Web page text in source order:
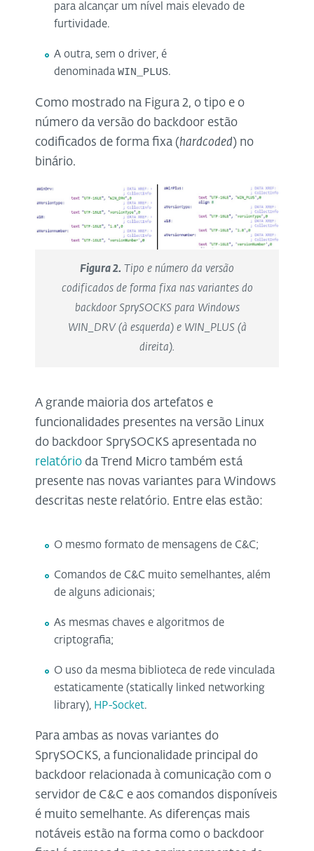
para alcançar um nível mais elevado de
furtividade.
A outra, sem o driver, é
denominadaWIN_PLUS.
Como mostrado na Figura 2, o tipo e o
número da versão do backdoor estão
codificados de forma fixa (hardcoded) no
binário.
Figura 2. Tipo e número da versão
codificados de forma fixa nas variantes do
backdoor SprySOCKS para Windows
WIN_DRV (à esquerda) e WIN_PLUS (à
direita).
A grande maioria dos artefatos e
funcionalidades presentes na versão Linux
do backdoor SprySOCKS apresentada no
relatório da Trend Micro também está
presente nas novas variantes para Windows
descritas neste relatório. Entre elas estão:
O mesmo formato de mensagens de C&C;
Comandos de C&C muito semelhantes, além
de alguns adicionais;
As mesmas chaves e algoritmos de
criptografia;
O uso da mesma biblioteca de rede vinculada
estaticamente (statically linked networking
library), HP-Socket.
Para ambas as novas variantes do
SprySOCKS, a funcionalidade principal do
backdoor relacionada à comunicação com o
servidor de C&C e aos comandos disponíveis
é muito semelhante. As diferenças mais
notáveis estão na forma como o backdoor